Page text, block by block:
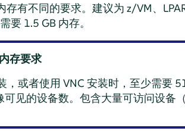
有不同的要求。建议为 z/VM、
要 1.5 GB 内存。
存要求
，或者使用 VNC 安装时，至少需要
可见的设备数。包含大量可访问设备